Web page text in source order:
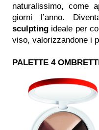
naturalissimo, come
giorni l’anno.
sculpting ideale per
viso, valorizzandone i
PALETTE 4